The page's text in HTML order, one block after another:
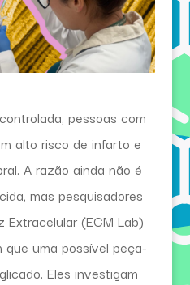
pessoas com
alto risco de infarto e
A razão ainda não é
mas pesquisadores
Extracelular (ECM Lab)
uma possível peça-
Eles investigam